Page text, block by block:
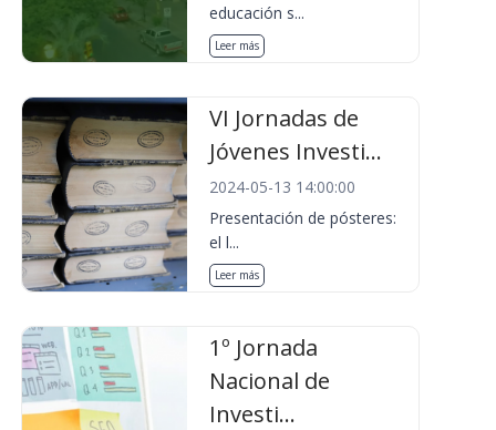
educación s...
Leer más
VI Jornadas de
Jóvenes Investi...
2024-05-13 14:00:00
Presentación de pósteres:
el l...
Leer más
1º Jornada
Nacional de
Investi...